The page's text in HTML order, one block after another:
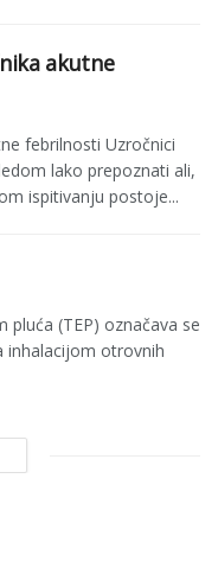
akutne
febrilnosti Uzročnici
lako prepoznati ali,
ispiti­vanju postoje...
pluća (TEP) označava se
inhalacijom otrovnih